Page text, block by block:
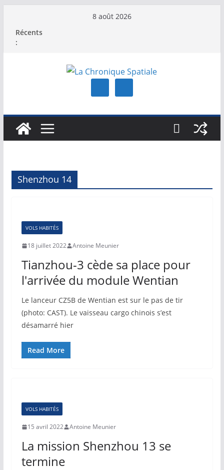
contenu
8 août 2026
Récents
:
Shenzhou 14
VOLS HABITÉS
18 juillet 2022 Antoine Meunier
Tianzhou-3 cède sa place pour
l'arrivée du module Wentian
Le lanceur CZ5B de Wentian est sur le pas de tir
(photo: CAST). Le vaisseau cargo chinois s’est
désamarré hier
Read More
VOLS HABITÉS
15 avril 2022 Antoine Meunier
La mission Shenzhou 13 se
termine